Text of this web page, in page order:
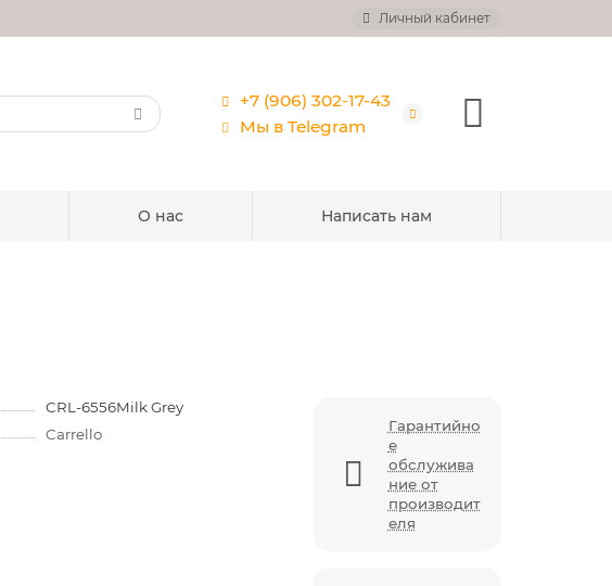
Личный кабинет
+7 (906) 302-17-43
Мы в Telegram
О нас Написать нам
CRL-6556Milk Grey
Carrello
Гарантийно
е
обслужива
ние от
производит
еля